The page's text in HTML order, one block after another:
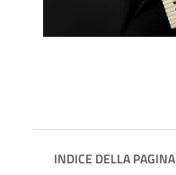
INDICE DELLA PAGINA